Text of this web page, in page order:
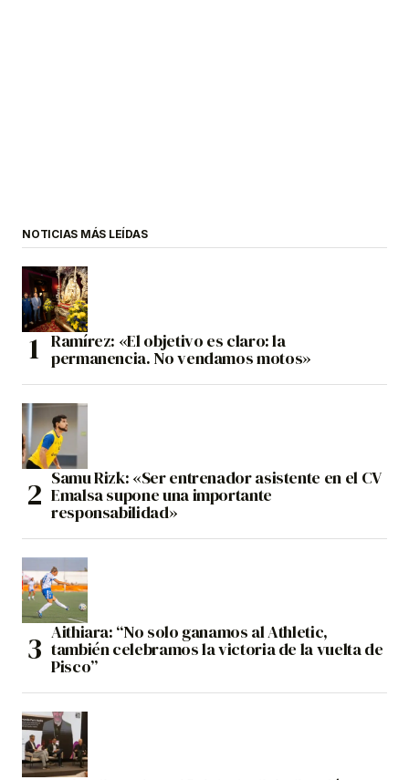
NOTICIAS MÁS LEÍDAS
Ramírez: «El objetivo es claro: la
permanencia. No vendamos motos»
Samu Rizk: «Ser entrenador asistente en el CV
Emalsa supone una importante
responsabilidad»
Aithiara: “No solo ganamos al Athletic,
también celebramos la victoria de la vuelta de
Pisco”